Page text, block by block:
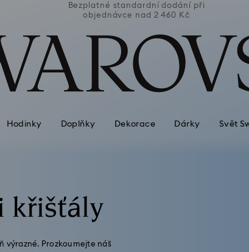
Bezplatné standardní dodání při
objednávce nad 2 460 Kč
Hodinky Doplňky Dekorace Dárky Svět
křišťály
výrazné. Prozkoumejte náš